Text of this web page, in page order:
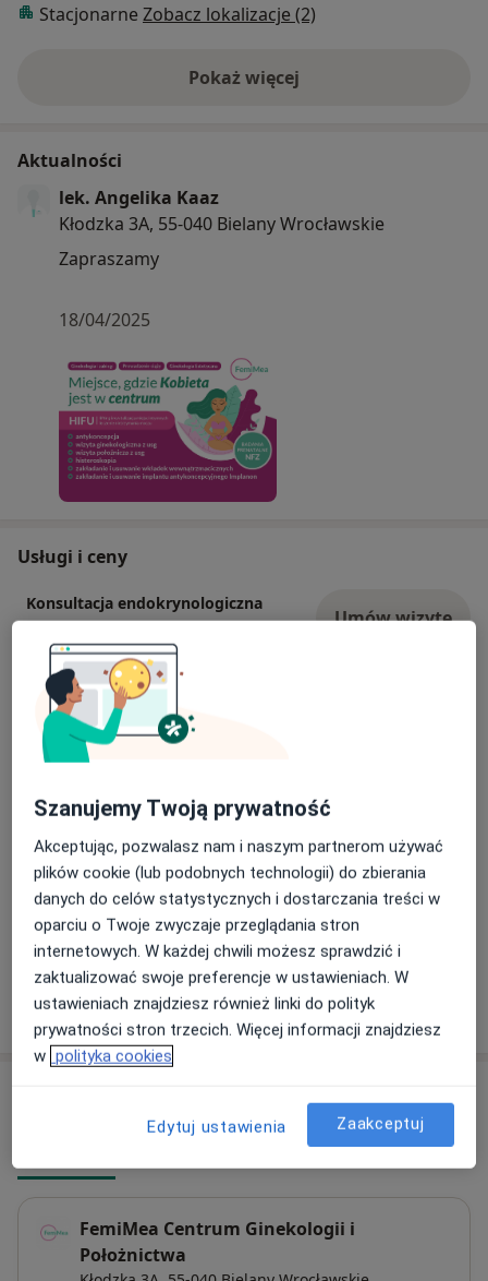
Stacjonarne Zobacz lokalizacje (2)
Pokaż więcejo doświadczeniu
Aktualności
lek. Angelika Kaaz
Kłodzka 3A, 55-040 Bielany Wrocławskie
Zapraszamy
18/04/2025
Usługi i ceny
Konsultacja endokrynologiczna
Umów wizytę
Konsultacja endokrynologiczna +
USG tarczycy
330 zł - 350 zł Szczegóły
Konsultacja endokrynologiczna
online
200 zł Szczegóły
USG tarczycy
Darmowa usługa Szczegóły
W jaki sposób ustalane są ceny?
Adres 4 Adres 5
FemiMea Centrum Ginekologii i
Położnictwa
Szanujemy Twoją prywatność
Akceptując, pozwalasz nam i naszym partnerom używać
plików cookie (lub podobnych technologii) do zbierania
danych do celów statystycznych i dostarczania treści w
oparciu o Twoje zwyczaje przeglądania stron
internetowych. W każdej chwili możesz sprawdzić i
zaktualizować swoje preferencje w ustawieniach. W
ustawieniach znajdziesz również linki do polityk
prywatności stron trzecich. Więcej informacji znajdziesz
w polityka cookies
Edytuj ustawienia Zaakceptuj